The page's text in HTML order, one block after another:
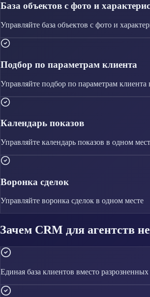
База объектов с фото и
Управляйте база объектов с фото и
Подбор по параметрам клиента
Управляйте подбор по параметрам клиента
Календарь показов
Управляйте календарь показов в одном
Воронка сделок
Управляйте воронка сделок в одном месте
Зачем CRM для агентств
Единая база клиентов вместо